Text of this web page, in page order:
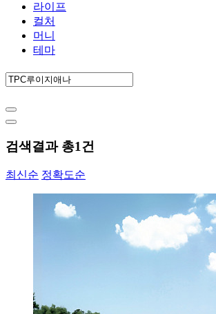
라이프
컬처
머니
테마
검색결과 총1건
최신순 정확도순